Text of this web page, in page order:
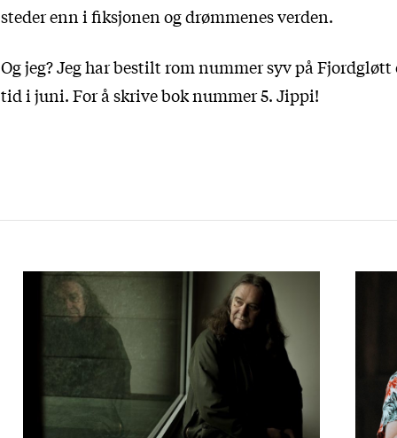
steder enn i fiksjonen og drømmenes verden.
Og jeg? Jeg har bestilt rom nummer syv på Fjordgløtt
tid i juni. For å skrive bok nummer 5. Jippi!